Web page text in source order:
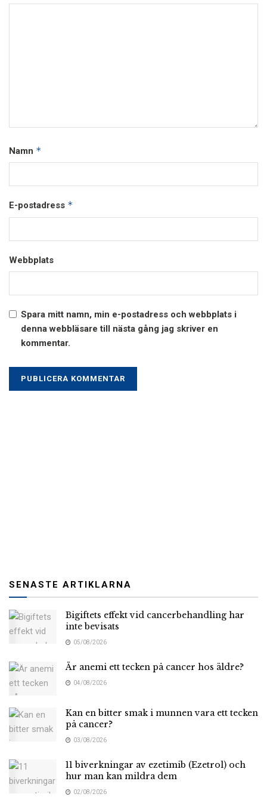
Namn *
E-postadress *
Webbplats
Spara mitt namn, min e-postadress och webbplats i
denna webbläsare till nästa gång jag skriver en
kommentar.
SENASTE ARTIKLARNA
Bigiftets effekt vid cancerbehandling har
inte bevisats
05/08/2026
Är anemi ett tecken på cancer hos äldre?
04/08/2026
Kan en bitter smak i munnen vara ett tecken
på cancer?
03/08/2026
11 biverkningar av ezetimib (Ezetrol) och
hur man kan mildra dem
02/08/2026